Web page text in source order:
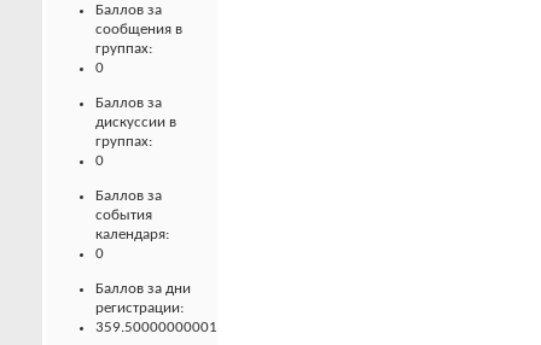
Баллов за
сообщения в
группах:
0
Баллов за
дискуссии в
группах:
0
Баллов за
события
календаря:
0
Баллов за дни
регистрации:
359.50000000001